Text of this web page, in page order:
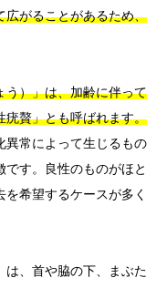
広がることがあるため、
う）」は、加齢に伴って
疣贅」とも呼ばれます。
異常によって生じるもの
す。良性のものがほと
希望するケースが多く
は、首や脇の下、まぶた